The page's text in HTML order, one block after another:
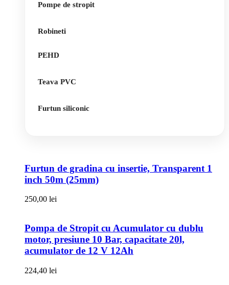
Pompe de stropit
Robineti
PEHD
Teava PVC
Furtun siliconic
Furtun de gradina cu insertie, Transparent 1
inch 50m (25mm)
250,00 lei
Pompa de Stropit cu Acumulator cu dublu
motor, presiune 10 Bar, capacitate 20l,
acumulator de 12 V 12Ah
224,40 lei